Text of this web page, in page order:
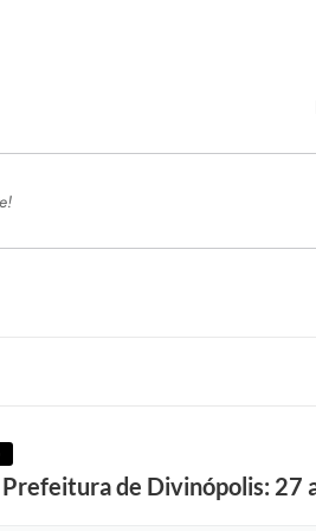
Esporte
de Divinópolis: 27